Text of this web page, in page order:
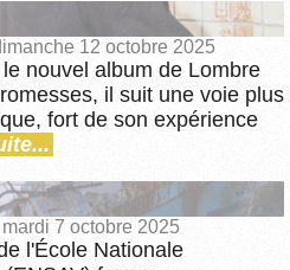
12 octobre 2025
nouvel album de Lombre
il suit une voie plus
fort de son expérience
7 octobre 2025
l'École Nationale